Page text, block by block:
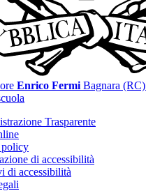
Enrico Fermi Bagnara (RC)
Trasparente
di accessibilità
di accessibilità